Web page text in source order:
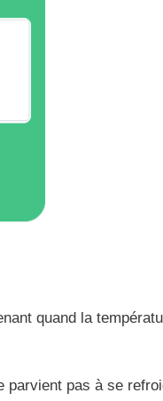
quand la
parvient pas à se